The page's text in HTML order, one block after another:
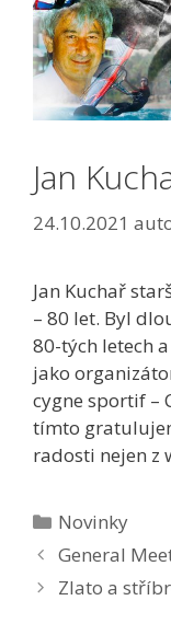
Jan
24.10.2021
Jan Kuchař
– 80 let. Byl
80-tých letech
jako
cygne sportif –
tímto
radosti nejen z
Rubriky
Novinky
General
Zlato a